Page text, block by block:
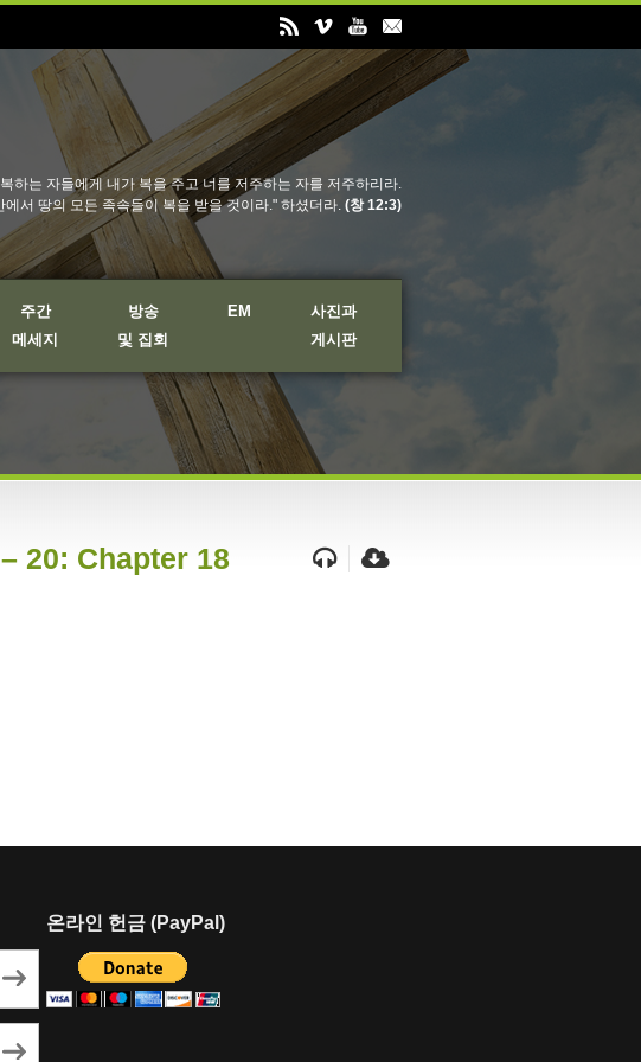
하는 자들에게 내가 복을 주고 너를 저주하는 자를 저주하리라.
에서 땅의 모든 족속들이 복을 받을 것이라." 하셨더라. (창 12:3)
주간
메세지
방송
및 집회
EM
사진과
게시판
20: Chapter 18
온라인 헌금 (PayPal)